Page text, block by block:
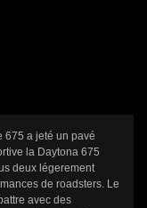
675 a jeté un pavé
la Daytona 675
deux légerement
de roadsters. Le
avec des